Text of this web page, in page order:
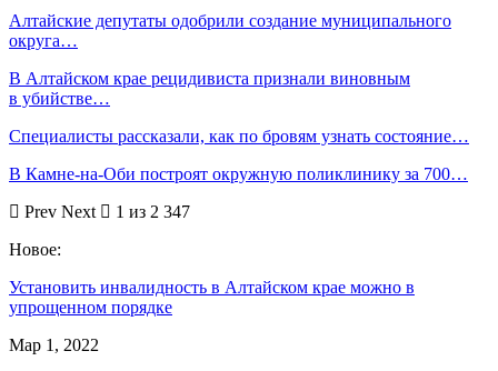
Алтайские депутаты одобрили создание муниципального
округа…
В Алтайском крае рецидивиста признали виновным
в убийстве…
Специалисты рассказали, как по бровям узнать состояние…
В Камне-на-Оби построят окружную поликлинику за 700…
Prev Next
1 из 2 347
Новое:
Установить инвалидность в Алтайском крае можно в
упрощенном порядке
Мар 1, 2022